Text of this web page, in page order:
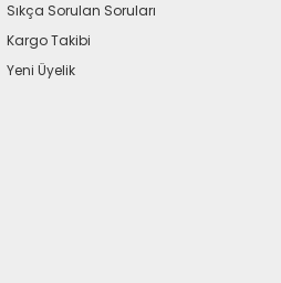
Sıkça Sorulan Soruları
Kargo Takibi
Yeni Üyelik